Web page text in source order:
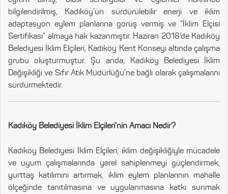
bilgilendirilmiş, Kadıköy’ün sürdürülebilir enerji ve iklim
adaptasyon eylem planlarına görüş vermiş ve “İklim Elçisi
Sertifikası” almaya hak kazanmıştır. Haziran 2018’de Kadıköy
Belediyesi İklim Elçileri, Kadıköy Kent Konseyi altında çalışma
grubu oluşturmuştur. Şu anda; Kadıköy Belediyesi İklim
Değişikliği ve Sıfır Atık Müdürlüğü'ne bağlı olarak çalışmalarını
sürdürmektedir.
Kadıköy Belediyesi İklim Elçileri'nin Amacı Nedir?
Kadıköy Belediyesi İklim Elçileri; iklim değişikliğiyle mücadele
ve uyum çalışmalarında yerel sahiplenmeyi güçlendirmek,
yurttaş katılımını artırmak, iklim eylem planlarının mahalle
ölçeğinde tanıtılmasına ve uygulanmasına katkı sunmak